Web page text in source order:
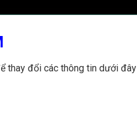
thay đổi các thông tin dưới đây